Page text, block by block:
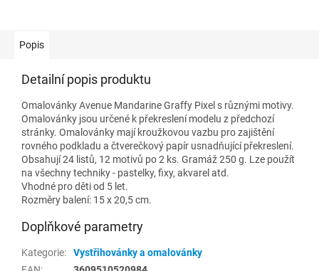
Popis
Detailní popis produktu
Omalovánky Avenue Mandarine Graffy Pixel s různými motivy.
Omalovánky jsou určené k překreslení modelu z předchozí
stránky. Omalovánky mají kroužkovou vazbu pro zajištění
rovného podkladu a čtverečkový papír usnadňující překreslení.
Obsahují 24 listů, 12 motivů po 2 ks. Gramáž 250 g. Lze použít
na všechny techniky - pastelky, fixy, akvarel atd.
Vhodné pro děti od 5 let.
Rozměry balení: 15 x 20,5 cm.
Doplňkové parametry
Kategorie:
Vystřihovánky a omalovánky